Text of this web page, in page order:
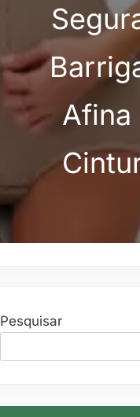
Afina
Pesquisar